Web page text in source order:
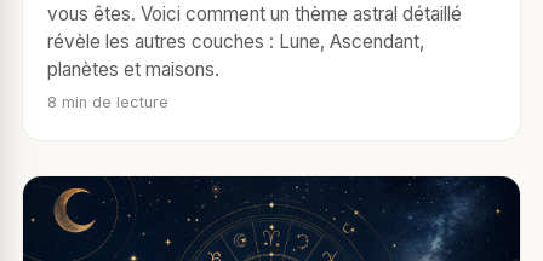
vous êtes. Voici comment un thème astral détaillé
révèle les autres couches : Lune, Ascendant,
planètes et maisons.
8 min de lecture